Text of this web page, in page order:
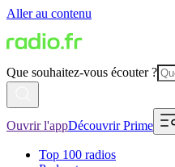
Aller au contenu
Que souhaitez-vous écouter ?
Ouvrir l'appDécouvrir Prime
Top 100 radios